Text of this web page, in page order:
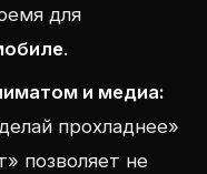
для
.
и медиа:
прохладнее»
позволяет не